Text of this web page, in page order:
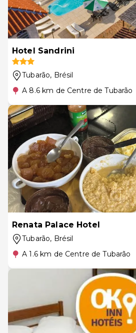
Hotel Sandrini
Tubarão, Brésil
A 8.6 km de Centre de Tubarão
Renata Palace Hotel
Tubarão, Brésil
A 1.6 km de Centre de Tubarão